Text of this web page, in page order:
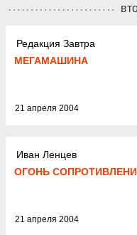
Редакция Завтра
МЕГАМАШИНА
21 апреля 2004
Иван Ленцев
ОГОНЬ
21 апреля 2004